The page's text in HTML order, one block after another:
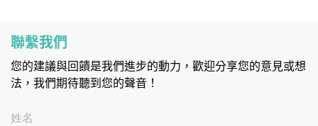
聯繫我們
您的建議與回饋是我們進步的動力，歡迎分享您的意見或想
法，我們期待聽到您的聲音！
姓名